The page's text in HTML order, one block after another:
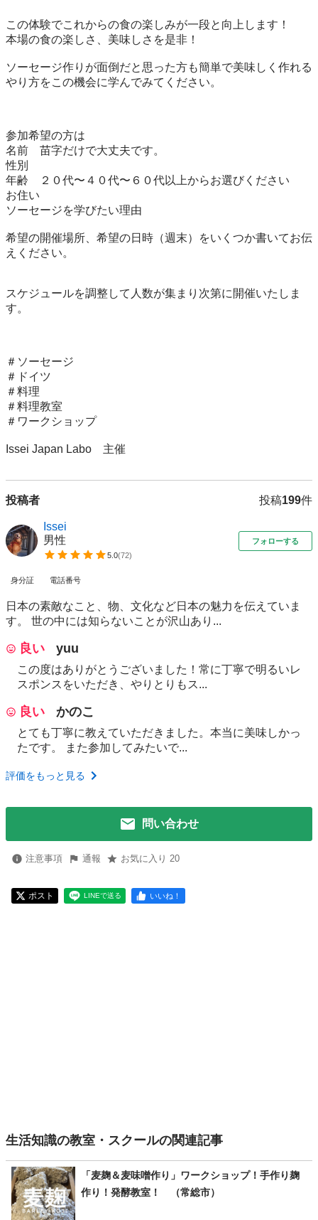
この体験でこれからの食の楽しみが一段と向上します！
本場の食の楽しさ、美味しさを是非！
ソーセージ作りが面倒だと思った方も簡単で美味しく作れる
やり方をこの機会に学んでみてください。
参加希望の方は
名前　苗字だけで大丈夫です。
性別
年齢　２０代〜４０代〜６０代以上からお選びください
お住い
ソーセージを学びたい理由
希望の開催場所、希望の日時（週末）をいくつか書いてお伝
えください。
スケジュールを調整して人数が集まり次第に開催いたしま
す。
＃ソーセージ
＃ドイツ
＃料理
＃料理教室
＃ワークショップ
Issei Japan Labo　主催
投稿者 投稿199件
Issei
男性
5.0(72)
フォローする
身分証 電話番号
日本の素敵なこと、物、文化など日本の魅力を伝えていま
す。 世の中には知らないことが沢山あり...
良い yuu
この度はありがとうございました！常に丁寧で明るいレ
スポンスをいただき、やりとりもス...
良い かのこ
とても丁寧に教えていただきました。本当に美味しかっ
たです。 また参加してみたいで...
評価をもっと見る
問い合わせ
注意事項 通報 お気に入り 20
ポスト LINEで送る いいね！
生活知識の教室・スクールの関連記事
「麦麹＆麦味噌作り」ワークショップ！手作り麹
作り！発酵教室！ （常総市）